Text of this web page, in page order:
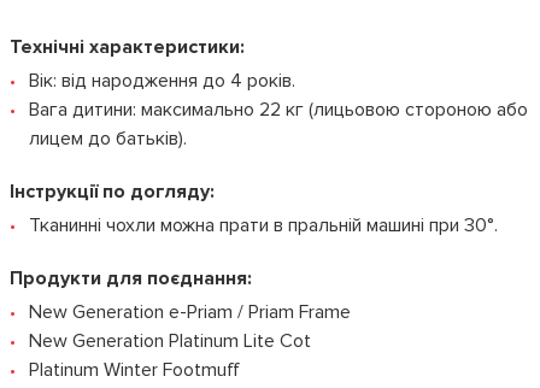
Технічні характеристики:
Вік: від народження до 4 років.
Вага дитини: максимально 22 кг (лицьовою стороною або
лицем до батьків).
Інструкції по догляду:
Тканинні чохли можна прати в пральній машині при 30°.
Продукти для поєднання:
New Generation e-Priam / Priam Frame
New Generation Platinum Lite Cot
Platinum Winter Footmuff